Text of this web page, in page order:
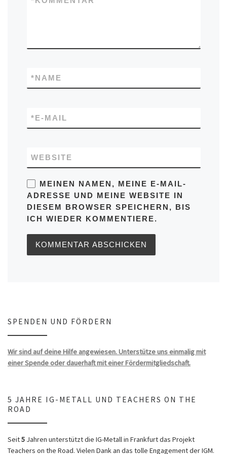
NAME
*
E-MAIL
*
WEBSITE
MEINEN NAMEN, MEINE E-MAIL-
ADRESSE UND MEINE WEBSITE IN
DIESEM BROWSER SPEICHERN, BIS
ICH WIEDER KOMMENTIERE.
SPENDEN UND FÖRDERN
Wir sind auf deine Hilfe angewiesen. Unterstütze uns einmalig mit
einer Spende oder dauerhaft mit einer Fördermitgliedschaft.
5 JAHRE IG-METALL UND TEACHERS ON THE
ROAD
Seit5 Jahren unterstützt die IG-Metall in Frankfurt das Projekt
Teachers on the Road. Vielen Dank an das tolle Engagement der IGM.